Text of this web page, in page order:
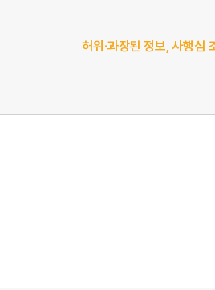
허위·과장된 정보, 사행심